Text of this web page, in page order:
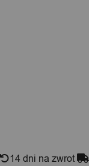
14 dni na zwrot